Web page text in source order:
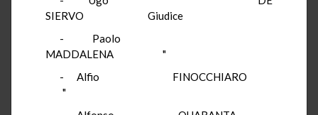
SIERVO Giudice
- Paolo
MADDALENA "
- Alfio FINOCCHIARO
"